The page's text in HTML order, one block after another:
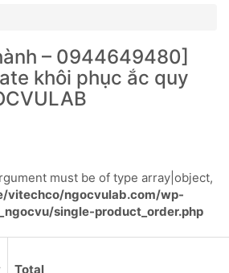
– 0944649480]
khôi phục ắc quy
must be of type array|object,
vitechco/ngocvulab.com/wp-
single-product_order.php
Total